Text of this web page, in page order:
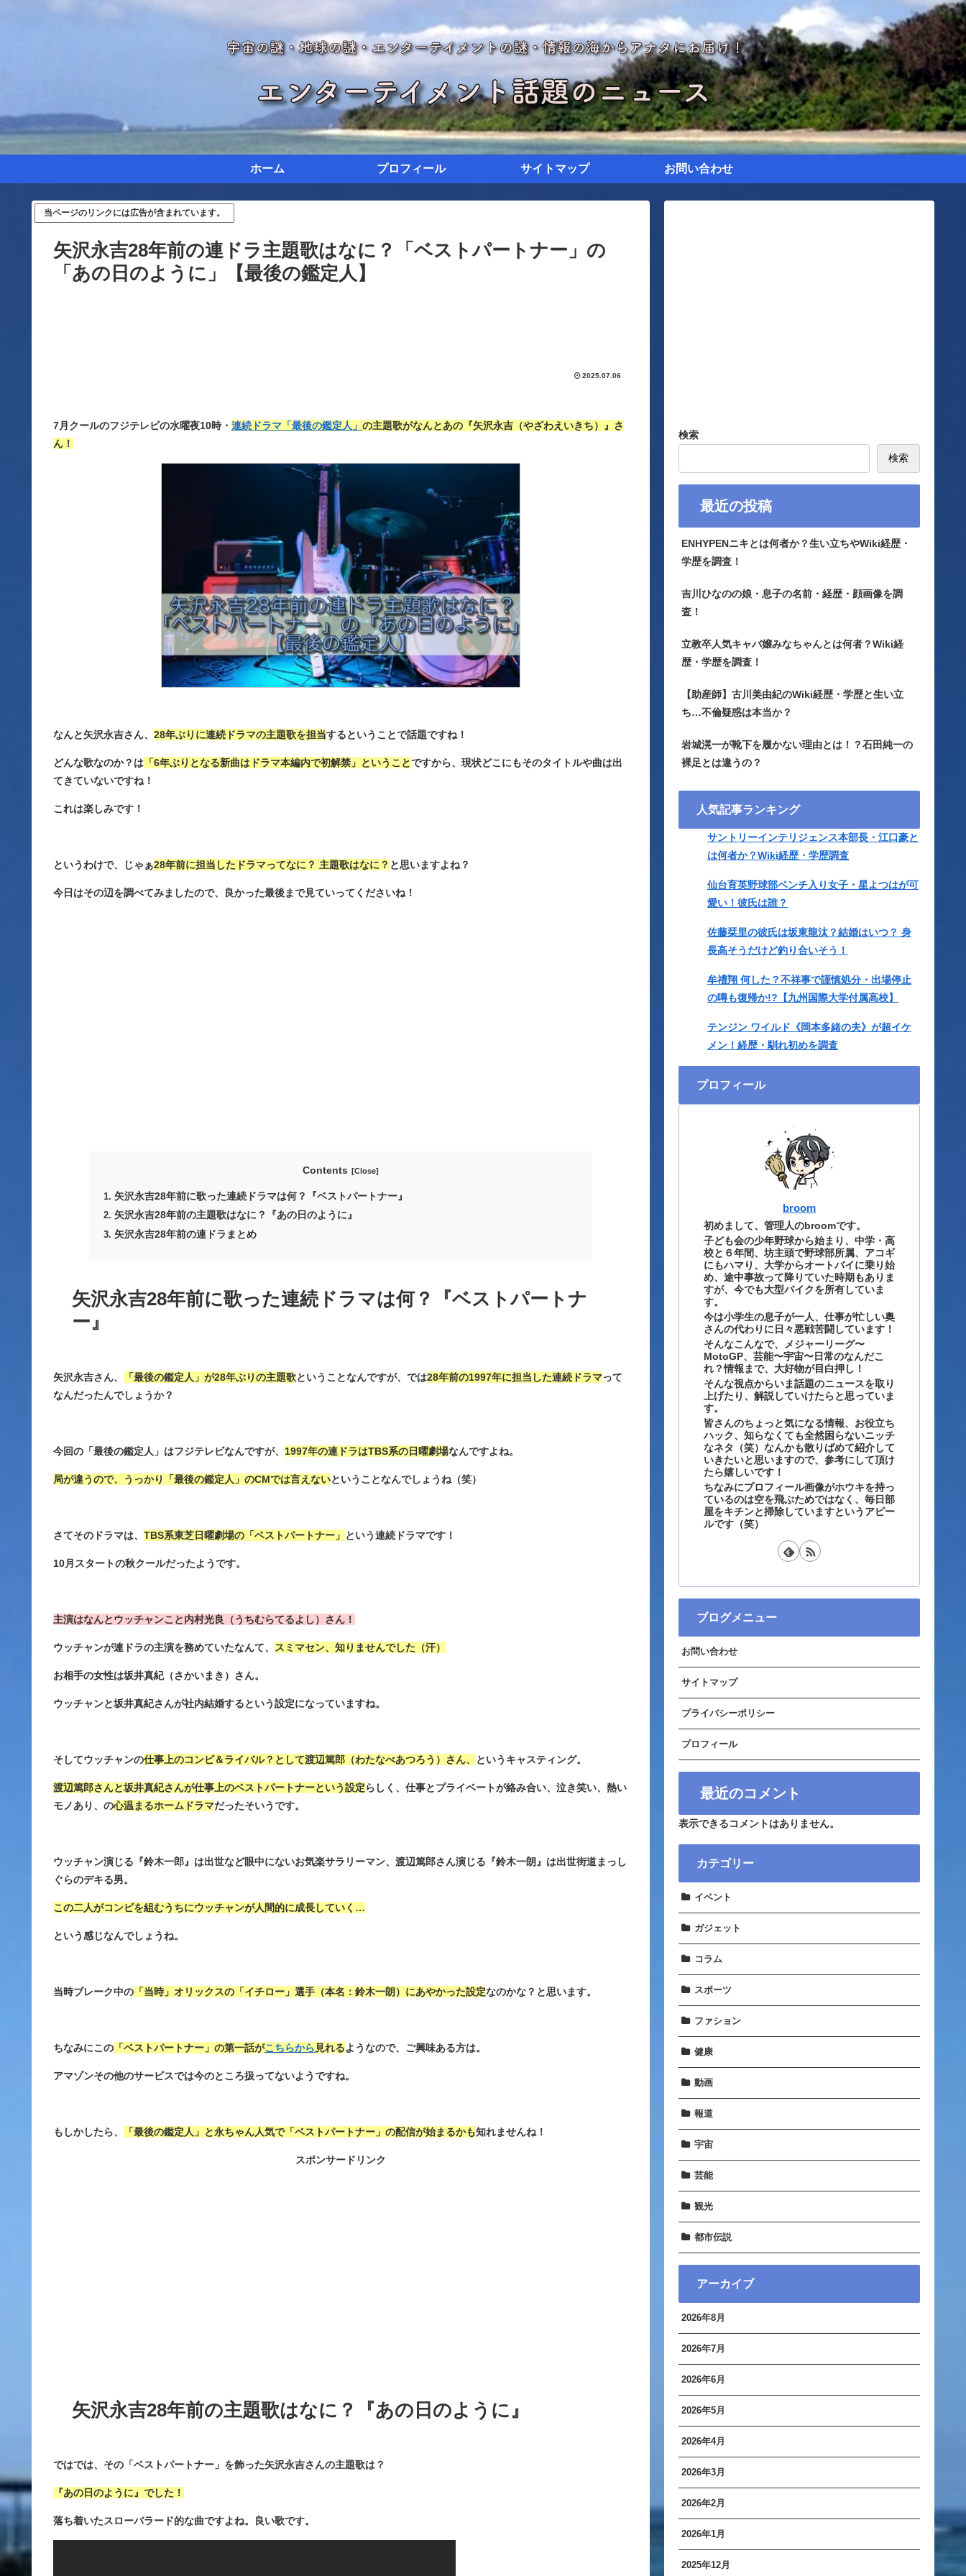
ホーム プロフィール サイトマップ お問い合わせ
当ページのリンクには広告が含まれています。
矢沢永吉28年前の連ドラ主題歌はなに？「ベストパートナー」の
「あの日のように」【最後の鑑定人】
2025.07.06
7月クールのフジテレビの水曜夜10時・ 連続ドラマ「最後の鑑定人」 の主題歌がなんとあの『矢沢永吉（やざわえいきち）』さ
ん！
なんと矢沢永吉さん、 28年ぶりに連続ドラマの主題歌を担当するということで話題ですね！
どんな歌なのか？は 「6年ぶりとなる新曲はドラマ本編内で初解禁」ということですから、現状どこにもそのタイトルや曲は出
てきていないですね！
これは楽しみです！
というわけで、じゃぁ28年前に担当したドラマってなに？ 主題歌はなに？ と思いますよね？
今日はその辺を調べてみましたので、良かった最後まで見ていってくださいね！
Contents
矢沢永吉28年前に歌った連続ドラマは何？『ベストパートナー』
矢沢永吉28年前の主題歌はなに？『あの日のように』
矢沢永吉28年前の連ドラまとめ
矢沢永吉28年前に歌った連続ドラマは何？『ベストパートナ
ー』
矢沢永吉さん、 「最後の鑑定人」が28年ぶりの主題歌ということなんですが、では28年前の1997年に担当した連続ドラマって
なんだったんでしょうか？
今回の「最後の鑑定人」はフジテレビなんですが、 1997年の連ドラはTBS系の日曜劇場なんですよね。
局が違うので、うっかり「最後の鑑定人」のCMでは言えないということなんでしょうね（笑）
さてそのドラマは、 TBS系東芝日曜劇場の「ベストパートナー」 という連続ドラマです！
10月スタートの秋クールだったようです。
主演はなんとウッチャンこと内村光良（うちむらてるよし）さん！
ウッチャンが連ドラの主演を務めていたなんて、 スミマセン、知りませんでした（汗）
お相手の女性は坂井真紀（さかいまき）さん。
ウッチャンと坂井真紀さんが社内結婚するという設定になっていますね。
そしてウッチャンの仕事上のコンビ＆ライバル？として渡辺篤郎（わたなべあつろう）さん、 というキャスティング。
渡辺篤郎さんと坂井真紀さんが仕事上のベストパートナーという設定らしく、仕事とプライベートが絡み合い、泣き笑い、熱い
モノあり、の心温まるホームドラマだったそいうです。
ウッチャン演じる『鈴木一郎』は出世など眼中にないお気楽サラリーマン、渡辺篤郎さん演じる『鈴木一朗』は出世街道まっし
ぐらのデキる男。
この二人がコンビを組むうちにウッチャンが人間的に成長していく…
という感じなんでしょうね。
当時ブレーク中の 「当時」オリックスの「イチロー」選手（本名：鈴木一朗）にあやかった設定なのかな？と思います。
ちなみにこの 「ベストパートナー」の第一話がこちらから 見れるようなので、ご興味ある方は。
アマゾンその他のサービスでは今のところ扱ってないようですね。
もしかしたら、 「最後の鑑定人」と永ちゃん人気で「ベストパートナー」の配信が始まるかも知れませんね！
スポンサードリンク
矢沢永吉28年前の主題歌はなに？『あの日のように』
ではでは、その「ベストパートナー」を飾った矢沢永吉さんの主題歌は？
『あの日のように』でした！
落ち着いたスローバラード的な曲ですよね。良い歌です。
検索
検索
最近の投稿
ENHYPENニキとは何者か？生い立ちやWiki経歴・
学歴を調査！
吉川ひなのの娘・息子の名前・経歴・顔画像を調
査！
立教卒人気キャバ嬢みなちゃんとは何者？Wiki経
歴・学歴を調査！
【助産師】古川美由紀のWiki経歴・学歴と生い立
ち…不倫疑惑は本当か？
岩城滉一が靴下を履かない理由とは！？石田純一の
裸足とは違うの？
人気記事ランキング
サントリーインテリジェンス本部長・江口豪と
は何者か？Wiki経歴・学歴調査
仙台育英野球部ベンチ入り女子・星よつはが可
愛い！彼氏は誰？
佐藤栞里の彼氏は坂東龍汰？結婚はいつ？ 身
長高そうだけど釣り合いそう！
牟禮翔 何した？不祥事で謹慎処分・出場停止
の噂も復帰か!?【九州国際大学付属高校】
テンジン ワイルド《岡本多緒の夫》が超イケ
メン！経歴・馴れ初めを調査
プロフィール
broom
初めまして、管理人のbroomです。
子ども会の少年野球から始まり、中学・高
校と６年間、坊主頭で野球部所属、アコギ
にもハマり、大学からオートバイに乗り始
め、途中事故って降りていた時期もありま
すが、今でも大型バイクを所有していま
す。
今は小学生の息子が一人、仕事が忙しい奥
さんの代わりに日々悪戦苦闘しています！
そんなこんなで、メジャーリーグ〜
MotoGP、芸能〜宇宙〜日常のなんだこ
れ？情報まで、大好物が目白押し！
そんな視点からいま話題のニュースを取り
上げたり、解説していけたらと思っていま
す。
皆さんのちょっと気になる情報、お役立ち
ハック、知らなくても全然困らないニッチ
なネタ（笑）なんかも散りばめて紹介して
いきたいと思いますので、参考にして頂け
たら嬉しいです！
ちなみにプロフィール画像がホウキを持っ
ているのは空を飛ぶためではなく、毎日部
屋をキチンと掃除していますというアピー
ルです（笑）
ブログメニュー
お問い合わせ
サイトマップ
プライバシーポリシー
プロフィール
最近のコメント
表示できるコメントはありません。
カテゴリー
イベント
ガジェット
コラム
スポーツ
ファション
健康
動画
報道
宇宙
芸能
観光
都市伝説
アーカイブ
2026年8月
2026年7月
2026年6月
2026年5月
2026年4月
2026年3月
2026年2月
2026年1月
2025年12月